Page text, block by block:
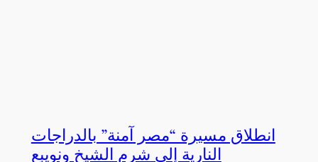
انطلاق مسيرة “مصر آمنة” بالدراجات
النارية إلى شرم الشيخ ونويبع